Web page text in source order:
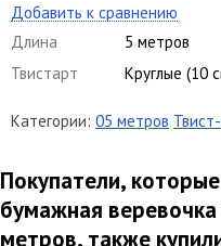
Добавить к сравнению
Длина
5 метров
Твистарт
Круглые (10
Категории: 05 метров
Покупатели,
бумажная
метров, также